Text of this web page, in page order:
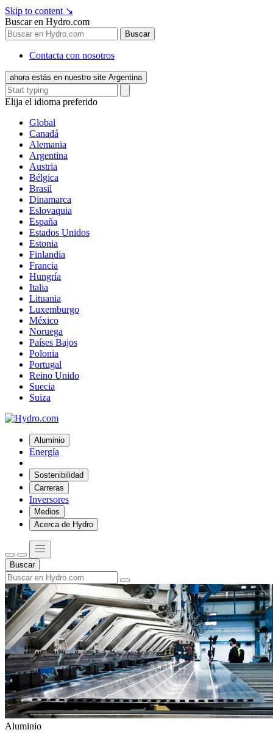
Skip to content ↘
Buscar en Hydro.com
Buscar
Contacta con nosotros
ahora estás en nuestro site Argentina
Elija el idioma preferido
Global
Canadá
Alemania
Argentina
Austria
Bélgica
Brasil
Dinamarca
Eslovaquia
España
Estados Unidos
Estonia
Finlandia
Francia
Hungría
Italia
Lituania
Luxemburgo
México
Noruega
Países Bajos
Polonia
Portugal
Reino Unido
Suecia
Suiza
Aluminio
Energía
Sostenibilidad
Carreras
Inversores
Medios
Acerca de Hydro
Buscar
Aluminio